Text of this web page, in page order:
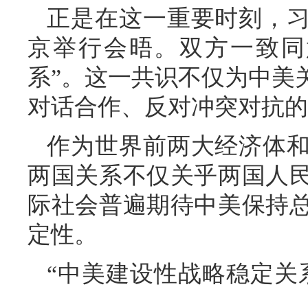
正是在这一重要时刻，
京举行会晤。双方一致
系”。这一共识不仅为中
对话合作、反对冲突对抗
作为世界前两大经济体
两国关系不仅关乎两国人
际社会普遍期待中美保持
定性。
“中美建设性战略稳定